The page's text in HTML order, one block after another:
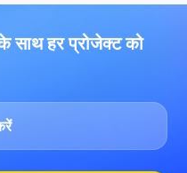
हर प्रोजेक्ट को